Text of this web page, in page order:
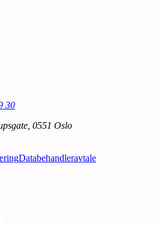
30
0551 Oslo
Databehandleravtale